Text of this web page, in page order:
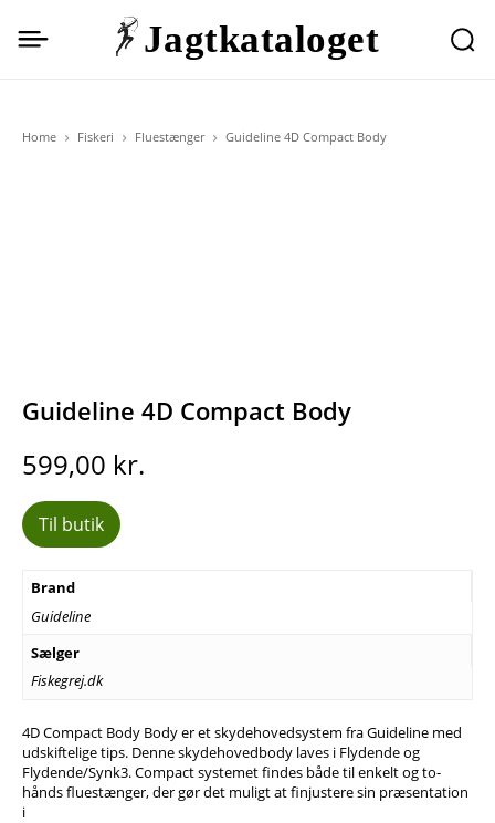
Jagtkataloget
Home Fiskeri Fluestænger Guideline 4D Compact Body
Guideline 4D Compact Body
599,00 kr.
Til butik
Brand
Guideline
Sælger
Fiskegrej.dk
4D Compact Body Body er et skydehovedsystem fra Guideline med
udskiftelige tips. Denne skydehovedbody laves i Flydende og
Flydende/Synk3. Compact systemet findes både til enkelt og to-
hånds fluestænger, der gør det muligt at finjustere sin præsentation
i